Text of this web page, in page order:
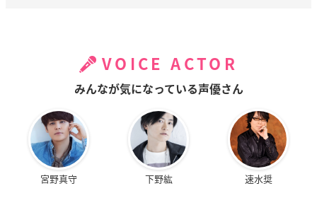
VOICE ACTOR
みんなが気になっている声優さん
宮野真守 下野紘 速水奨